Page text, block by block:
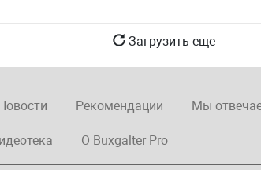
Загрузить еще
Рекомендации Мы
О Buxgalter Pro